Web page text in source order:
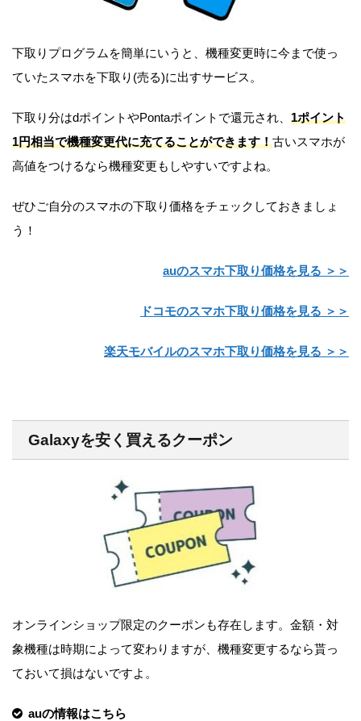
下取りプログラムを簡単にいうと、機種変更時に今まで使っ
ていたスマホを下取り(売る)に出すサービス。
下取り分はdポイントやPontaポイントで還元され、 1ポイント
1円相当で機種変更代に充てることができます！古いスマホが
高値をつけるなら機種変更もしやすいですよね。
ぜひご自分のスマホの下取り価格をチェックしておきましょ
う！
auのスマホ下取り価格を見る ＞＞
ドコモのスマホ下取り価格を見る ＞＞
楽天モバイルのスマホ下取り価格を見る ＞＞
Galaxyを安く買えるクーポン
オンラインショップ限定のクーポンも存在します。金額・対
象機種は時期によって変わりますが、機種変更するなら貰っ
ておいて損はないですよ。
auの情報はこちら